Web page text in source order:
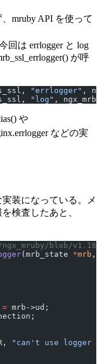
mruby API を使って
回は errlogger と log
が呼
"errlogger" ,
"log" ,
や
などの実
実装になっている。メ
検査したあと、
blob/
(mrb_state *mrb ,
= mrb->ud;
"can't use logger